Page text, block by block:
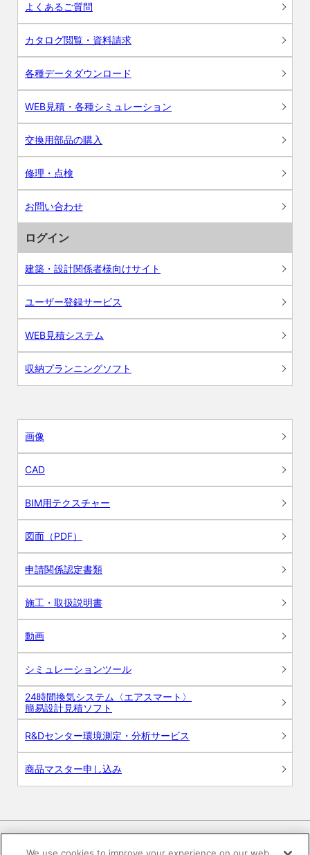
よくあるご質問
カタログ閲覧・資料請求
各種データダウンロード
WEB見積・各種シミュレーション
交換用部品の購入
修理・点検
お問い合わせ
ログイン
建築・設計関係者様向けサイト
ユーザー登録サービス
WEB見積システム
収納プランニングソフト
画像
CAD
BIM用テクスチャー
図面（PDF）
申請関係認定書類
施工・取扱説明書
動画
シミュレーションツール
24時間換気システム〈エアスマート〉
簡易設計見積ソフト
R&Dセンター環境測定・分析サービス
商品マスター申し込み